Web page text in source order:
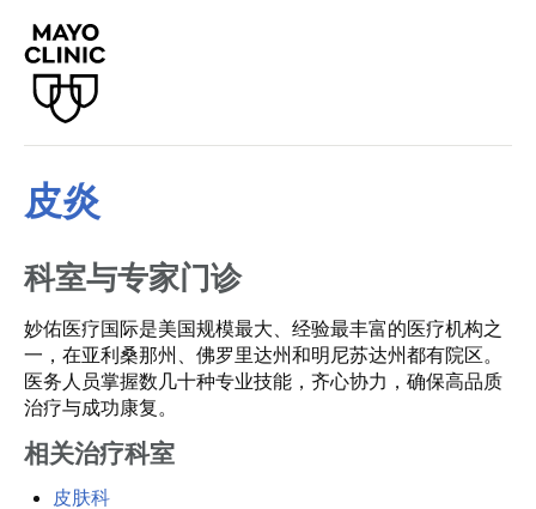
皮炎
科室与专家门诊
妙佑医疗国际是美国规模最大、经验最丰富的医疗机构之
一，在亚利桑那州、佛罗里达州和明尼苏达州都有院区。
医务人员掌握数几十种专业技能，齐心协力，确保高品质
治疗与成功康复。
相关治疗科室
皮肤科